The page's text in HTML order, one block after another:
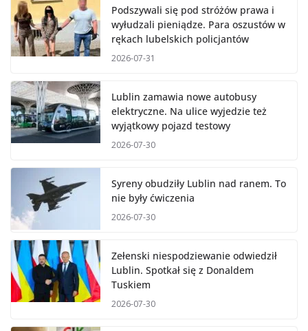
Podszywali się pod stróżów prawa i
wyłudzali pieniądze. Para oszustów w
rękach lubelskich policjantów
2026-07-31
Lublin zamawia nowe autobusy
elektryczne. Na ulice wyjedzie też
wyjątkowy pojazd testowy
2026-07-30
Syreny obudziły Lublin nad ranem. To
nie były ćwiczenia
2026-07-30
Zełenski niespodziewanie odwiedził
Lublin. Spotkał się z Donaldem
Tuskiem
2026-07-30